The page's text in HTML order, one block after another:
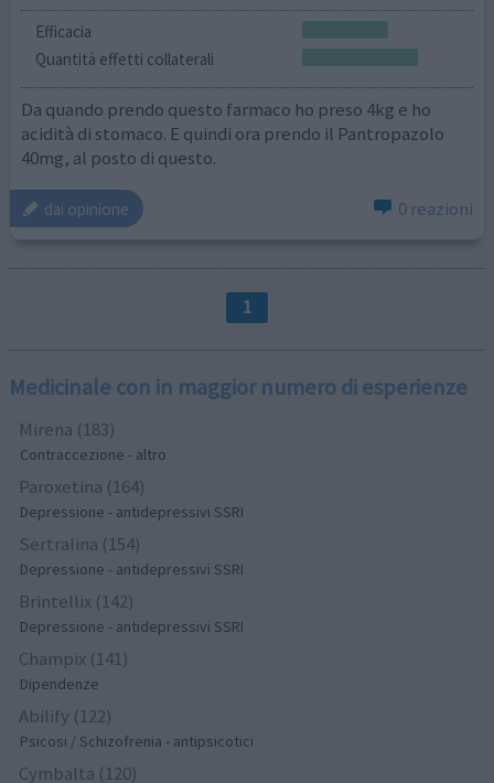
Efficacia
Quantità effetti collaterali
Da quando prendo questo farmaco ho preso 4kg e ho
acidità di stomaco. E quindi ora prendo il Pantropazolo
40mg, al posto di questo.
dai opinione 0 reazioni
1
Medicinale con in maggior numero di esperienze
Mirena (183)
Contraccezione - altro
Paroxetina (164)
Depressione - antidepressivi SSRI
Sertralina (154)
Depressione - antidepressivi SSRI
Brintellix (142)
Depressione - antidepressivi SSRI
Champix (141)
Dipendenze
Abilify (122)
Psicosi / Schizofrenia - antipsicotici
Cymbalta (120)